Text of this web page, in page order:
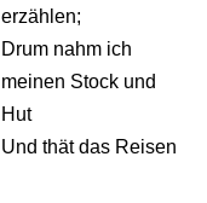
erzählen;
Drum nahm ich
meinen Stock und
Hut
Und thät das Reisen